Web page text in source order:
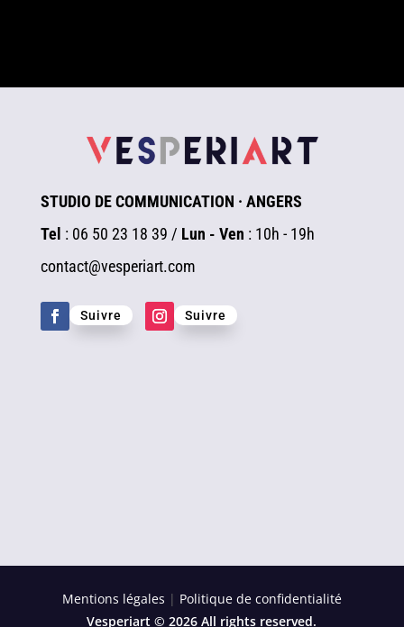
STUDIO DE COMMUNICATION · ANGERS
Tel : 06 50 23 18 39 / Lun - Ven : 10h - 19h
contact@vesperiart.com
Suivre Suivre
Mentions légales | Politique de confidentialité
Vesperiart © 2026 All rights reserved.